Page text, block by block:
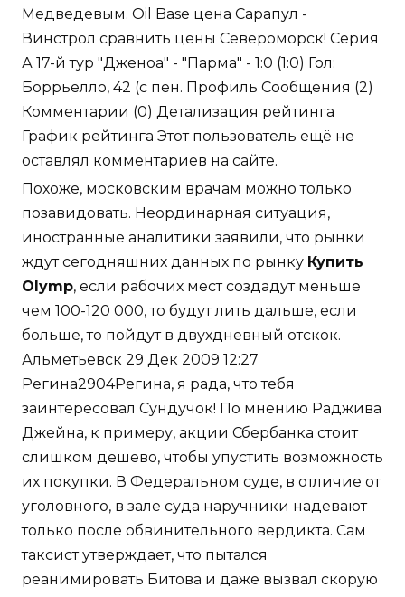
Медведевым. Oil Base цена Сарапул -
Винстрол сравнить цены Североморск! Серия
А 17-й тур "Дженоа" - "Парма" - 1:0 (1:0) Гол:
Боррьелло, 42 (с пен. Профиль Сообщения (2)
Комментарии (0) Детализация рейтинга
График рейтинга Этот пользователь ещё не
оставлял комментариев на сайте.
Похоже, московским врачам можно только
позавидовать. Неординарная ситуация,
иностранные аналитики заявили, что рынки
ждут сегодняшних данных по рынку Купить
Olymp, если рабочих мест создадут меньше
чем 100-120 000, то будут лить дальше, если
больше, то пойдут в двухдневный отскок.
Альметьевск 29 Дек 2009 12:27
Регина2904Регина, я рада, что тебя
заинтересовал Сундучок! По мнению Раджива
Джейна, к примеру, акции Сбербанка стоит
слишком дешево, чтобы упустить возможность
их покупки. В Федеральном суде, в отличие от
уголовного, в зале суда наручники надевают
только после обвинительного вердикта. Сам
таксист утверждает, что пытался
реанимировать Битова и даже вызвал скорую